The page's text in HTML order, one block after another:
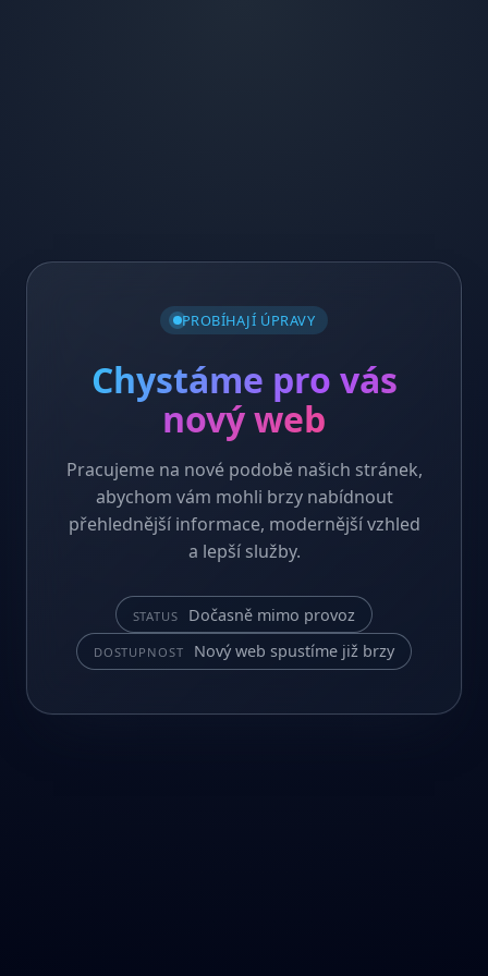
PROBÍHAJÍ ÚPRAVY
Chystáme pro vás
nový web
Pracujeme na nové podobě našich stránek,
abychom vám mohli brzy nabídnout
přehlednější informace, modernější vzhled
a lepší služby.
STATUS Dočasně mimo provoz
DOSTUPNOST Nový web spustíme již brzy